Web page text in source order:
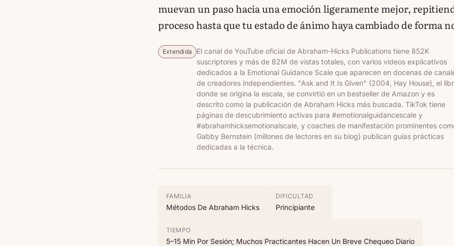
muevan un paso hacia una emoción ligeramente mejor,
proceso hasta que tu estado de ánimo haya cambiado de forma
Extendida
El canal de YouTube oficial de Abraham-Hicks Publications tiene 852K
suscriptores y más de 82M de vistas totales, con varios videos explicativos
dedicados a la Emotional Guidance Scale que aparecen en docenas de
de creadores independientes. "Ask and It Is Given" (2004, Hay House), el
donde se origina la escala, se convirtió en un bestseller de Amazon y es
descrito como la publicación de Abraham Hicks más buscada. TikTok tiene
páginas de descubrimiento activas para #emotionalguidancescale y
#abrahamhicksemotionalscale, y coaches de manifestación prominentes
Gabby Bernstein (millones de lectores en su blog) publican guías prácticas
dedicadas a la técnica.
FAMILIA
Métodos De Abraham Hicks
DIFICULTAD
Principiante
TIEMPO
5–15 Min Por Sesión; Muchos Practicantes Hacen Un Breve Chequeo Diario